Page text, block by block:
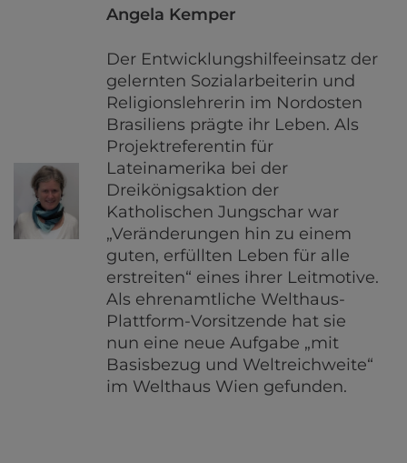
Angela Kemper
Der Entwicklungshilfeeinsatz der
gelernten Sozialarbeiterin und
Religionslehrerin im Nordosten
Brasiliens prägte ihr Leben. Als
Projektreferentin für
Lateinamerika bei der
Dreikönigsaktion der
Katholischen Jungschar war
„Veränderungen hin zu einem
guten, erfüllten Leben für alle
erstreiten“ eines ihrer Leitmotive.
Als ehrenamtliche Welthaus-
Plattform-Vorsitzende hat sie
nun eine neue Aufgabe „mit
Basisbezug und Weltreichweite“
im Welthaus Wien gefunden.